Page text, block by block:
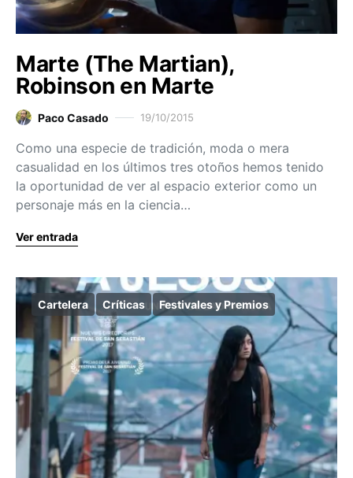
Marte (The Martian),
Robinson en Marte
Paco Casado 19/10/2015
Como una especie de tradición, moda o mera
casualidad en los últimos tres otoños hemos tenido
la oportunidad de ver al espacio exterior como un
personaje más en la ciencia…
Ver entrada
Cartelera Críticas Festivales y Premios